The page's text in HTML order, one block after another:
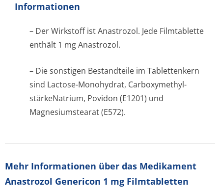
Informationen
– Der Wirkstoff ist Anastrozol. Jede Filmtablette
enthält 1 mg Anastrozol.
– Die sonstigen Bestandteile im Tablettenkern
sind Lactose-Monohydrat, Carboxymethyl­
stärkeNatrium, Povidon (E1201) und
Magnesiumstearat (E572).
Mehr Informationen über das Medikament
Anastrozol Genericon 1 mg Filmtabletten